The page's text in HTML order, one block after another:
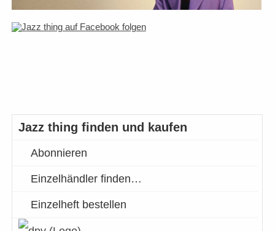
Jazz thing finden und kaufen
Abonnieren
Einzelhändler finden…
Einzelheft bestellen